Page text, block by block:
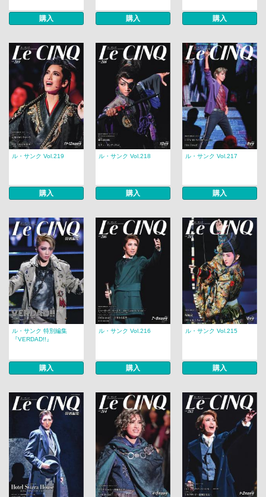
購入 購入 購入
ル・サンク Vol.219
購入
ル・サンク Vol.218
購入
ル・サンク Vol.217
購入
ル・サンク 特別編集
『VERDAD!!』
購入
ル・サンク Vol.216
購入
ル・サンク Vol.215
購入